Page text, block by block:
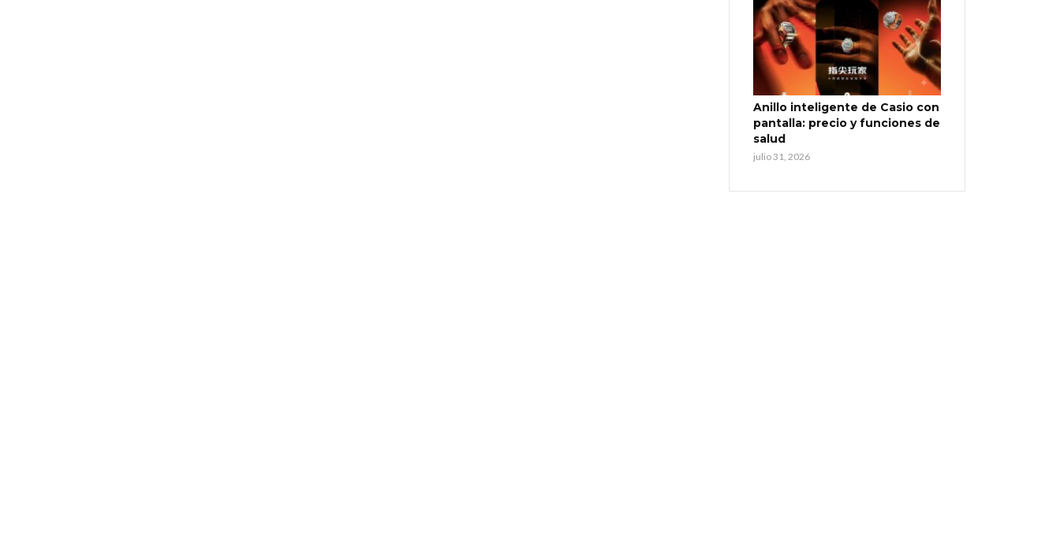
Anillo inteligente de Casio con
pantalla: precio y funciones de
salud
julio 31, 2026